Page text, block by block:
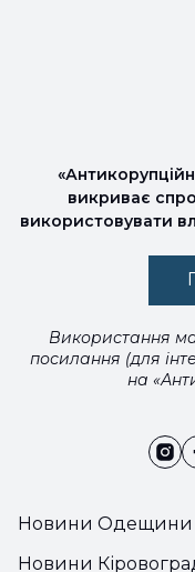
Новини Одещини
Новини
викриває
використовувати
Використання
посилання (для
на